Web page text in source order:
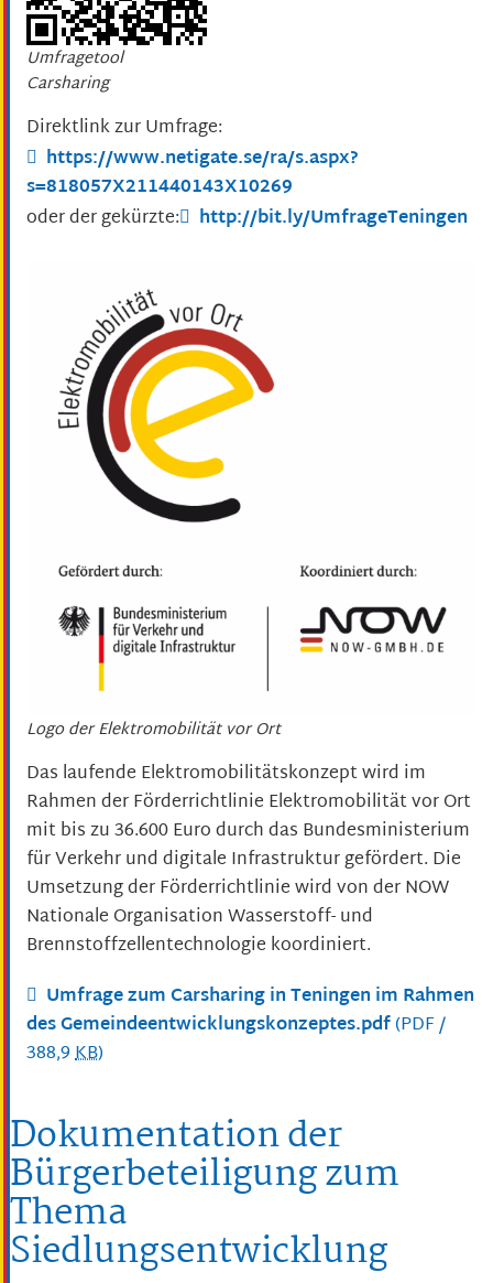
Umfragetool
Carsharing
Direktlink zur Umfrage:
https://www.netigate.se/ra/s.aspx?
s=818057X211440143X10269
oder der gekürzte:
http://bit.ly/UmfrageTeningen
Logo der Elektromobilität vor Ort
Das laufende Elektromobilitätskonzept wird im
Rahmen der Förderrichtlinie Elektromobilität vor Ort
mit bis zu 36.600 Euro durch das Bundesministerium
für Verkehr und digitale Infrastruktur gefördert. Die
Umsetzung der Förderrichtlinie wird von der NOW
Nationale Organisation Wasserstoff- und
Brennstoffzellentechnologie koordiniert.
Umfrage zum Carsharing in Teningen im Rahmen
des Gemeindeentwicklungskonzeptes.pdf(PDF /
388,9KB)
Dokumentation der
Bürgerbeteiligung zum
Thema
Siedlungsentwicklung